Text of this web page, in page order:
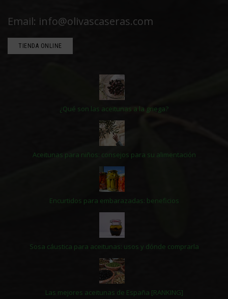
Email: info@olivascaseras.com
TIENDA ONLINE
¿Qué son las aceitunas a la griega?
Aceitunas para niños: consejos para su alimentación
Encurtidos para embarazadas: beneficios
Sosa cáustica para aceitunas: usos y dónde comprarla
Las mejores aceitunas de España [RANKING]